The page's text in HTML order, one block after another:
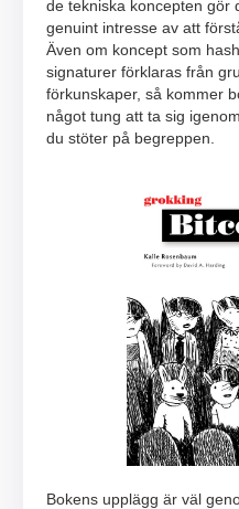
de tekniska koncepten gör
genuint intresse av att
Även om koncept som
signaturer förklaras från
förkunskaper, så kommer
något tung att ta sig
du stöter på begreppen.
Bokens upplägg är väl